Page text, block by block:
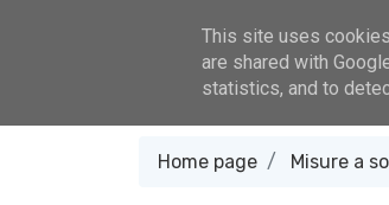
Home
Home page Misure a
This site uses
are shared with
statistics, and to